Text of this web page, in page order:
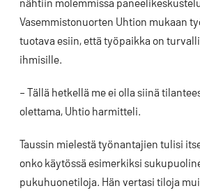
Vasemmistonuorten Uhtion mukaan
tuotava esiin, että työpaikka on
ihmisille.
– Tällä hetkellä me ei olla siinä
olettama, Uhtio harmitteli.
Taussin mielestä työnantajien tulisi
onko käytössä esimerkiksi
pukuhuonetiloja. Hän vertasi tiloja